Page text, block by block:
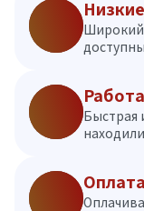
Широкий
Быстрая